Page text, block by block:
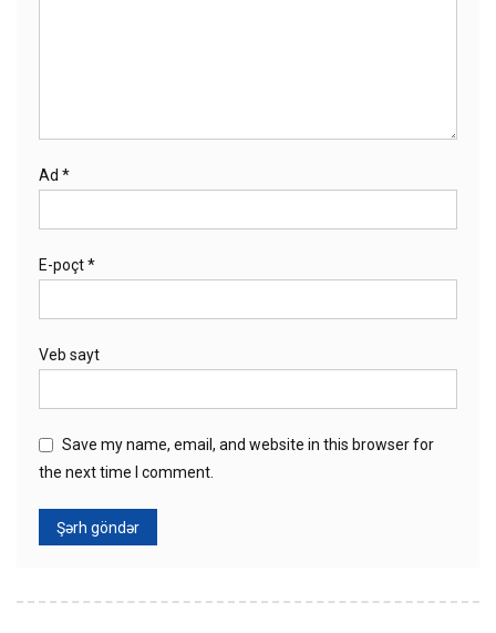
Ad *
E-poçt*
Veb sayt
Save my name, email, and website in this browser for
the next time I comment.